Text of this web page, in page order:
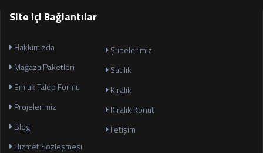
Site içi Bağlantılar
Hakkımızda
Mağaza Paketleri
Emlak Talep Formu
Projelerimiz
Blog
Hizmet Sözleşmesi
Şubelerimiz
Satılık
Kiralık
Kiralık Konut
İletişim